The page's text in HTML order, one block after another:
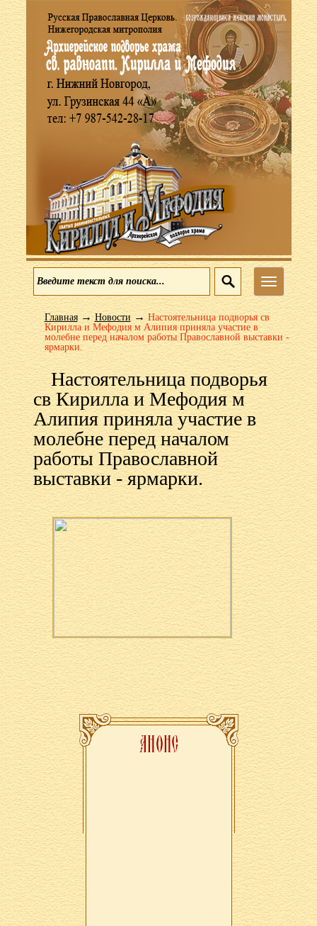
Меню
Главная→Новости→Настоятельница подворья св
Кирилла и Мефодия м Алипия приняла участие в
молебне перед началом работы Православной выставки -
ярмарки.
Настоятельница подворья
св Кирилла и Мефодия м
Алипия приняла участие в
молебне перед началом
работы Православной
выставки - ярмарки.